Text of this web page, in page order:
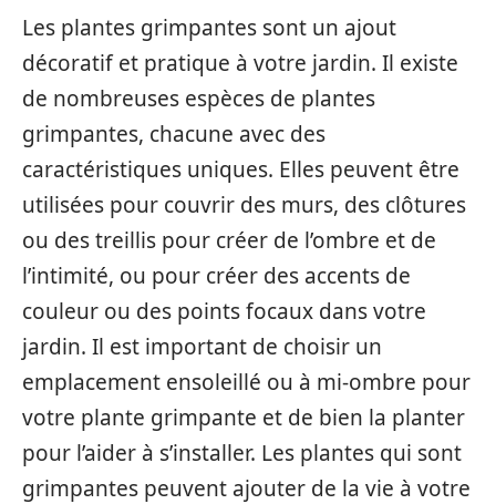
Les plantes grimpantes sont un ajout
décoratif et pratique à votre jardin. Il existe
de nombreuses espèces de plantes
grimpantes, chacune avec des
caractéristiques uniques. Elles peuvent être
utilisées pour couvrir des murs, des clôtures
ou des treillis pour créer de l’ombre et de
l’intimité, ou pour créer des accents de
couleur ou des points focaux dans votre
jardin. Il est important de choisir un
emplacement ensoleillé ou à mi-ombre pour
votre plante grimpante et de bien la planter
pour l’aider à s’installer. Les plantes qui sont
grimpantes peuvent ajouter de la vie à votre